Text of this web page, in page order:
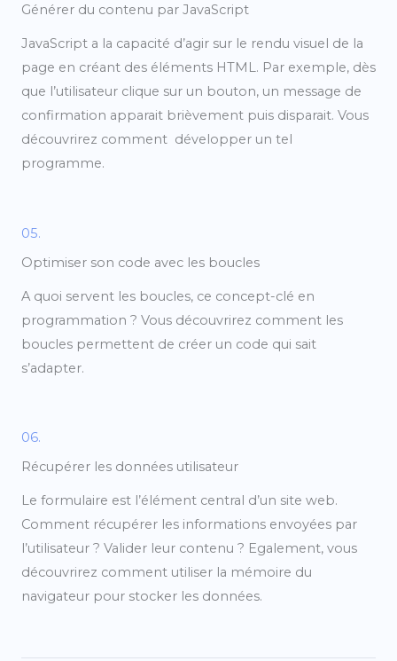
Générer du contenu par JavaScript
JavaScript a la capacité d’agir sur le rendu visuel de la
page en créant des éléments HTML. Par exemple, dès
que l’utilisateur clique sur un bouton, un message de
confirmation apparait brièvement puis disparait. Vous
découvrirez comment développer un tel
programme.
05.
Optimiser son code avec les boucles
A quoi servent les boucles, ce concept-clé en
programmation ? Vous découvrirez comment les
boucles permettent de créer un code qui sait
s’adapter.
06.
Récupérer les données utilisateur
Le formulaire est l’élément central d’un site web.
Comment récupérer les informations envoyées par
l’utilisateur ? Valider leur contenu ? Egalement, vous
découvrirez comment utiliser la mémoire du
navigateur pour stocker les données.